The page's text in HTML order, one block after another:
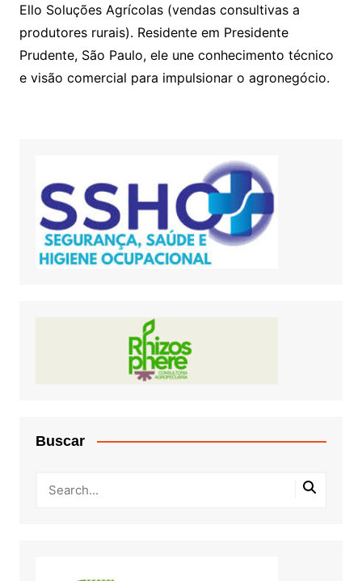
Ello Soluções Agrícolas (vendas consultivas a
produtores rurais). Residente em Presidente
Prudente, São Paulo, ele une conhecimento técnico
e visão comercial para impulsionar o agronegócio.
Buscar